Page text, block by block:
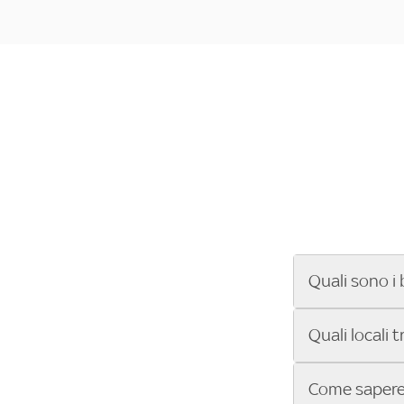
Quali sono i
Se cerchi un
ENILIVE, la
Sky Bar ti
Quali locali
Vuoi sapere
Come